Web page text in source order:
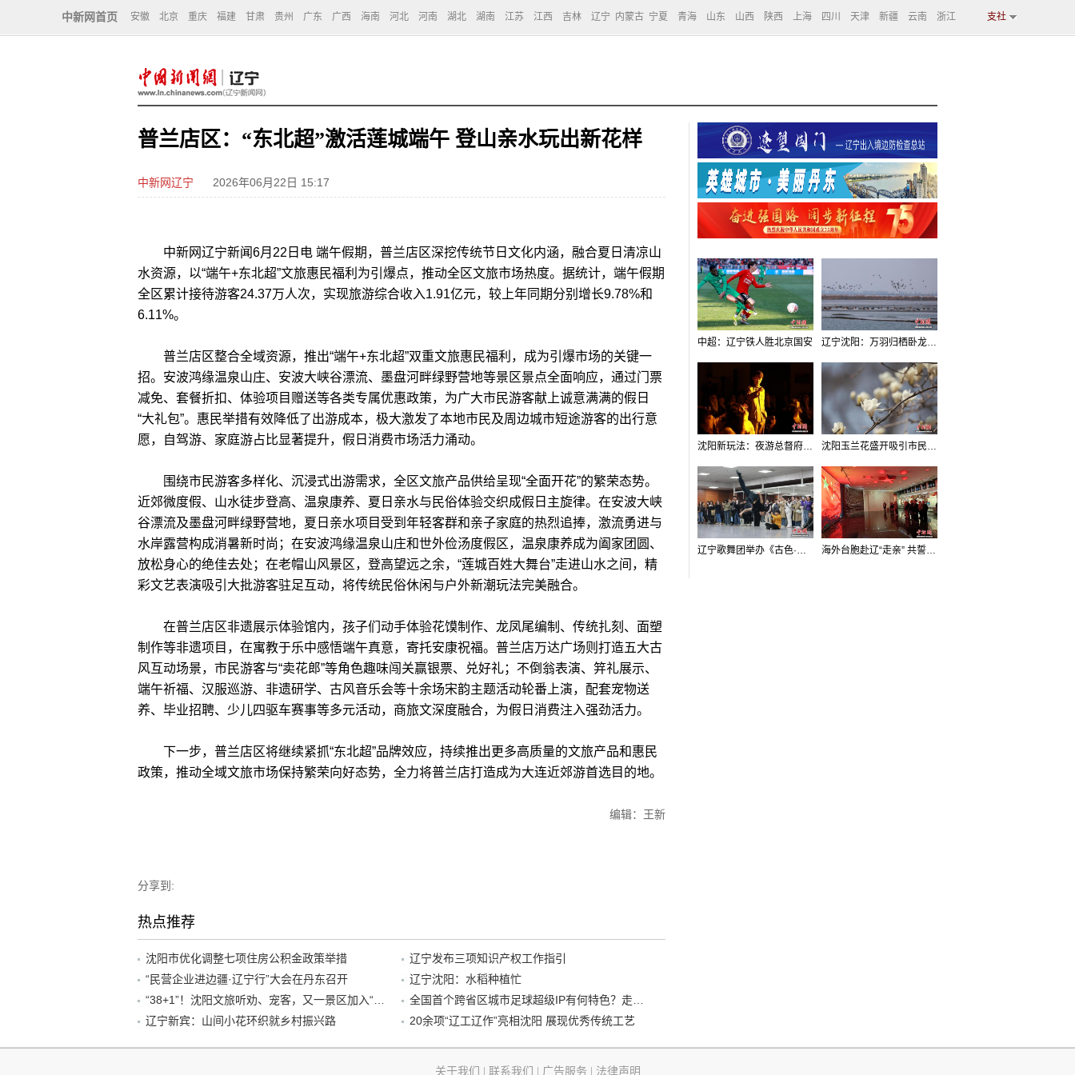
中新网首页 安徽 北京 重庆 福建 甘肃 贵州 广东 广西 海南 河北 河南 湖北 湖南 江苏 江西 吉林 辽宁 内蒙古 宁夏 青海 山东 山西 陕西 上海 四川 天津 新疆 云南 浙江 支社
普兰店区：“东北超”激活莲城端午 登山亲水玩出新花样
中新网辽宁 2026年06月22日 15:17
中新网辽宁新闻6月22日电 端午假期，普兰店区深挖传统节日文化内涵，融合夏日清凉山
水资源，以“端午+东北超”文旅惠民福利为引爆点，推动全区文旅市场热度。据统计，端午假期
全区累计接待游客24.37万人次，实现旅游综合收入1.91亿元，较上年同期分别增长9.78%和
6.11%。
普兰店区整合全域资源，推出“端午+东北超”双重文旅惠民福利，成为引爆市场的关键一
招。安波鸿缘温泉山庄、安波大峡谷漂流、墨盘河畔绿野营地等景区景点全面响应，通过门票
减免、套餐折扣、体验项目赠送等各类专属优惠政策，为广大市民游客献上诚意满满的假日
“大礼包”。惠民举措有效降低了出游成本，极大激发了本地市民及周边城市短途游客的出行意
愿，自驾游、家庭游占比显著提升，假日消费市场活力涌动。
围绕市民游客多样化、沉浸式出游需求，全区文旅产品供给呈现“全面开花”的繁荣态势。
近郊微度假、山水徒步登高、温泉康养、夏日亲水与民俗体验交织成假日主旋律。在安波大峡
谷漂流及墨盘河畔绿野营地，夏日亲水项目受到年轻客群和亲子家庭的热烈追捧，激流勇进与
水岸露营构成消暑新时尚；在安波鸿缘温泉山庄和世外俭汤度假区，温泉康养成为阖家团圆、
放松身心的绝佳去处；在老帽山风景区，登高望远之余，“莲城百姓大舞台”走进山水之间，精
彩文艺表演吸引大批游客驻足互动，将传统民俗休闲与户外新潮玩法完美融合。
在普兰店区非遗展示体验馆内，孩子们动手体验花馍制作、龙凤尾编制、传统扎刻、面塑
制作等非遗项目，在寓教于乐中感悟端午真意，寄托安康祝福。普兰店万达广场则打造五大古
风互动场景，市民游客与“卖花郎”等角色趣味闯关赢银票、兑好礼；不倒翁表演、笄礼展示、
端午祈福、汉服巡游、非遗研学、古风音乐会等十余场宋韵主题活动轮番上演，配套宠物送
养、毕业招聘、少儿四驱车赛事等多元活动，商旅文深度融合，为假日消费注入强劲活力。
下一步，普兰店区将继续紧抓“东北超”品牌效应，持续推出更多高质量的文旅产品和惠民
政策，推动全域文旅市场保持繁荣向好态势，全力将普兰店打造成为大连近郊游首选目的地。
编辑：王新
分享到:
热点推荐
沈阳市优化调整七项住房公积金政策举措
辽宁发布三项知识产权工作指引
“民营企业进边疆·辽宁行”大会在丹东召开
辽宁沈阳：水稻种植忙
辽宁新宾：山间小花环织就乡村振兴路
20余项“辽工辽作”亮相沈阳 展现优秀传统工艺
中超：辽宁铁人胜北京国安 辽宁沈阳：万羽归栖卧龙湖看群鸟齐飞
沈阳新玩法：夜游总督府，当一回“赴宴者” 沈阳玉兰花盛开吸引市民打卡
辽宁歌舞团举办《古色·国宝辽宁》排练开放日活动 海外台胞赴辽“走亲” 共誓“和平初心”
关于我们 联系我们 广告服务 法律声明